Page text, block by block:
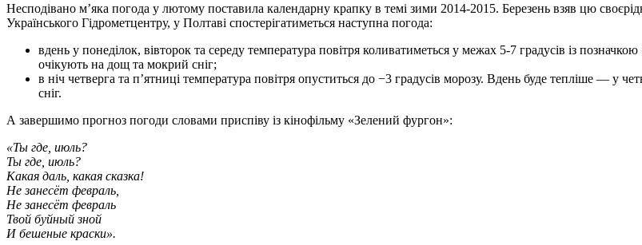
Несподівано м’яка погода у лютому поставила календарну крапку в темі зими 2014-2015. Березень взяв цю
Українського Гідрометцентру, у Полтаві спостерігатиметься наступна погода:
вдень у понеділок, вівторок та середу температура повітря коливатиметься у межах 5-7 градусів із
очікують на дощ та мокрий сніг;
в ніч четверга та п’ятниці температура повітря опуститься до −3 градусів морозу. Вдень буде тепліше —
сніг.
А завершимо прогноз погоди словами приспіву із кінофільму «Зелений фургон»:
«Ты где, июль?
Ты где, июль?
Какая даль, какая сказка!
Не занесёт февраль,
Не занесёт февраль
Твой буйный зной
И бешеные краски».